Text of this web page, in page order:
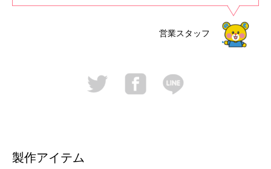
営業スタッフ
製作アイテム